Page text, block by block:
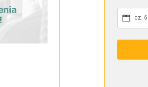
cz.